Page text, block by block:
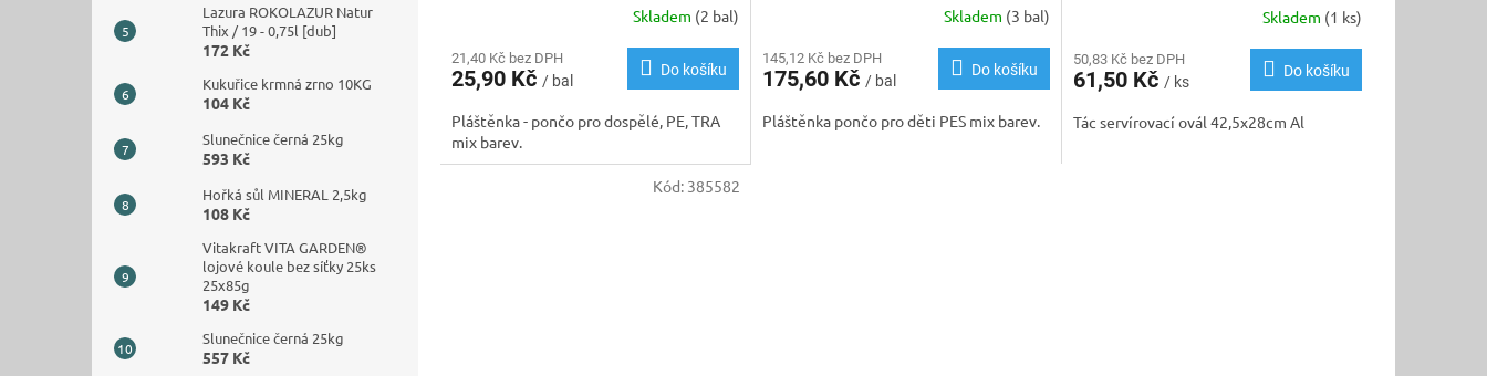
Lazura ROKOLAZUR Natur
Thix / 19 - 0,75l [dub]
172 Kč
Kukuřice krmná zrno 10KG
104 Kč
Slunečnice černá 25kg
593 Kč
Hořká sůl MINERAL 2,5kg
108 Kč
Vitakraft VITA GARDEN®
lojové koule bez síťky 25ks
25x85g
149 Kč
Slunečnice černá 25kg
557 Kč
Skladem (2 bal)
21,40 Kč bez DPH
25,90 Kč / bal
Do košíku
Pláštěnka - pončo pro dospělé, PE, TRA
mix barev.
Skladem (3 bal)
145,12 Kč bez DPH
175,60 Kč / bal
Do košíku
Pláštěnka pončo pro děti PES mix barev.
Skladem (1 ks)
50,83 Kč bez DPH
61,50 Kč / ks
Do košíku
Tác servírovací ovál 42,5x28cm Al
Kód: 385582